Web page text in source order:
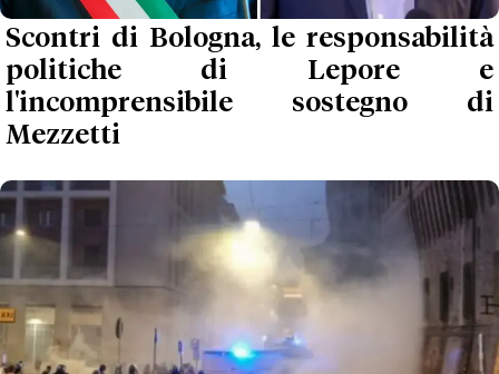
Scontri di Bologna, le responsabilità
politiche di Lepore e
l'incomprensibile sostegno di
Mezzetti